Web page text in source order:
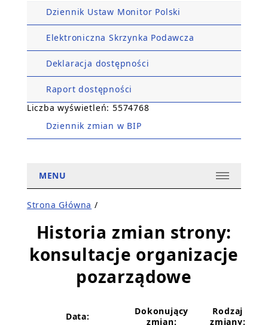
Dziennik Ustaw Monitor Polski
Elektroniczna Skrzynka Podawcza
Deklaracja dostępności
Raport dostępności
Liczba wyświetleń: 5574768
Dziennik zmian w BIP
MENU
Strona Główna /
Historia zmian strony:
konsultacje organizacje
pozarządowe
Data:
Dokonujący
zmian:
Rodzaj
zmiany: